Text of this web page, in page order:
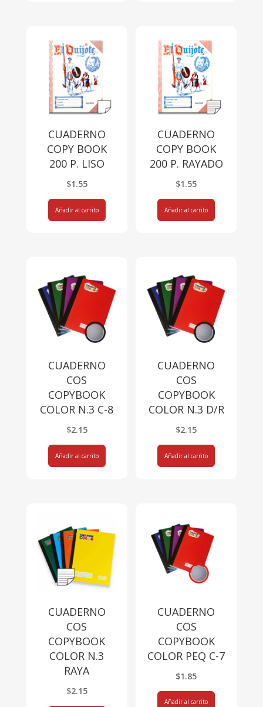
CUADERNO
COPY BOOK
200 P. LISO
$1.55
Añadir al carrito
CUADERNO
COPY BOOK
200 P. RAYADO
$1.55
Añadir al carrito
CUADERNO
COS
COPYBOOK
COLOR N.3 C-8
$2.15
Añadir al carrito
CUADERNO
COS
COPYBOOK
COLOR N.3 D/R
$2.15
Añadir al carrito
CUADERNO
COS
COPYBOOK
COLOR N.3
RAYA
$2.15
CUADERNO
COS
COPYBOOK
COLOR PEQ C-7
$1.85
Añadir al carrito